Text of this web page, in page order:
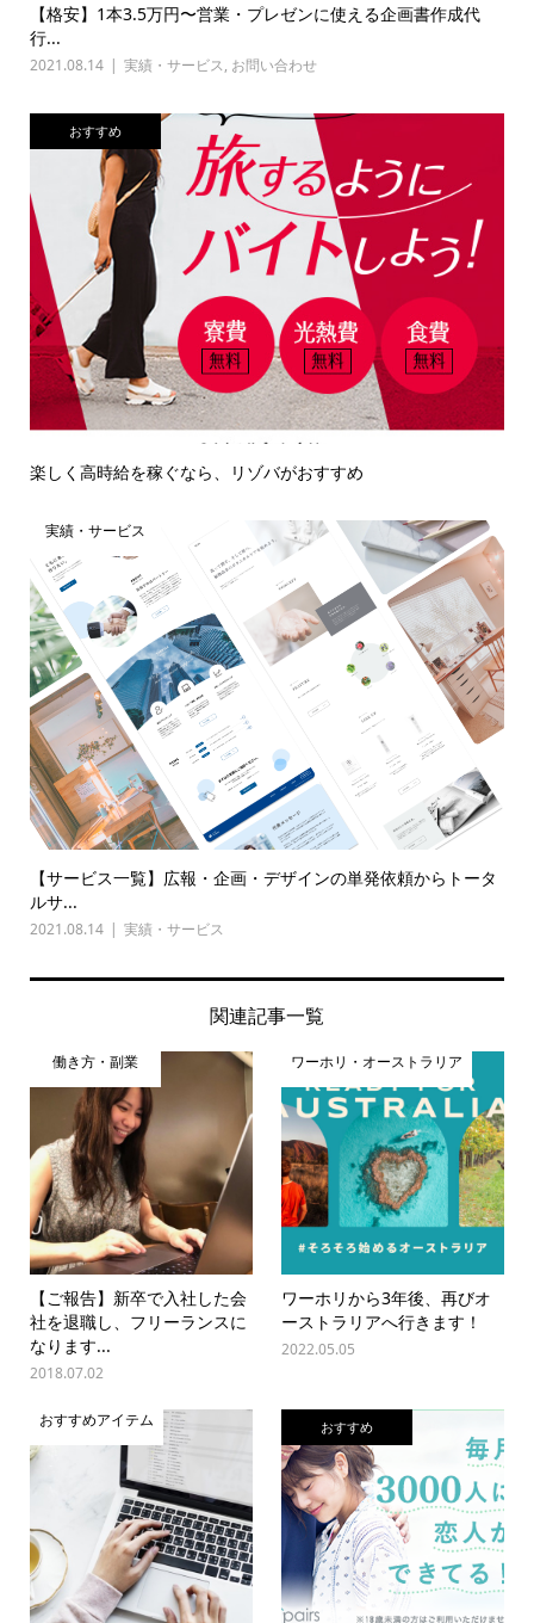
【格安】1本3.5万円〜営業・プレゼンに使える企画書作成代
行...
2021.08.14 実績・サービス, お問い合わせ
おすすめ
楽しく高時給を稼ぐなら、リゾバがおすすめ
実績・サービス
【サービス一覧】広報・企画・デザインの単発依頼からトータ
ルサ...
2021.08.14 実績・サービス
関連記事一覧
働き方・副業
【ご報告】新卒で入社した会
社を退職し、フリーランスに
なります...
2018.07.02
ワーホリ・オーストラリア
ワーホリから3年後、再びオ
ーストラリアへ行きます！
2022.05.05
おすすめアイテム おすすめ